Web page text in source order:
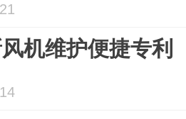
机维护便捷专利